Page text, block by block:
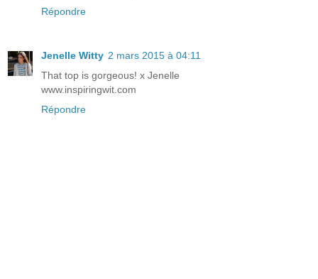
Répondre
Jenelle Witty 2 mars 2015 à 04:11
That top is gorgeous! x Jenelle
www.inspiringwit.com
Répondre